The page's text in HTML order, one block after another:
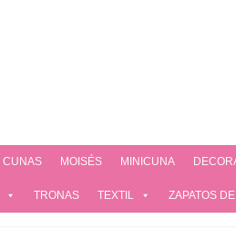
CUNAS MOISÉS MINICUNA
TRONAS TEXTIL ZAPATOS